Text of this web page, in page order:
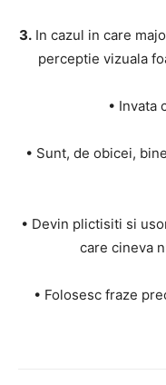
3. In cazul in care
perceptie vizuala
• Invata
• Sunt, de obicei,
• Devin plictisiti si
care cineva
• Folosesc fraze